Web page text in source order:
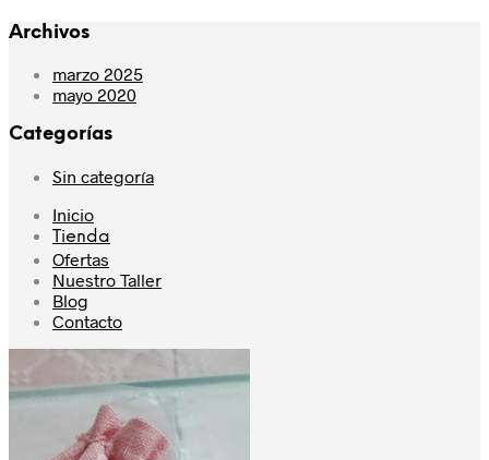
Archivos
marzo 2025
mayo 2020
Categorías
Sin categoría
Inicio
Tienda
Ofertas
Nuestro Taller
Blog
Contacto